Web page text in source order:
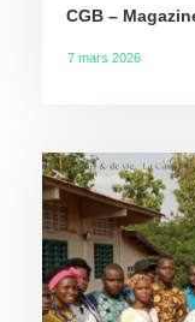
CGB –
7 mars 2026